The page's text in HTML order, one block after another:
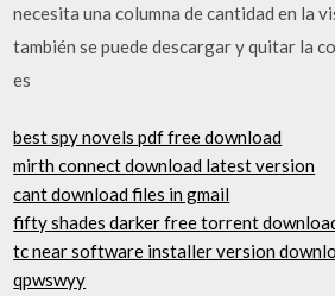
necesita una columna de cantidad en la
también se puede descargar y quitar la
es
best spy novels pdf free download
mirth connect download latest version
cant download files in gmail
fifty shades darker free torrent
tc near software installer version
qpwswyy